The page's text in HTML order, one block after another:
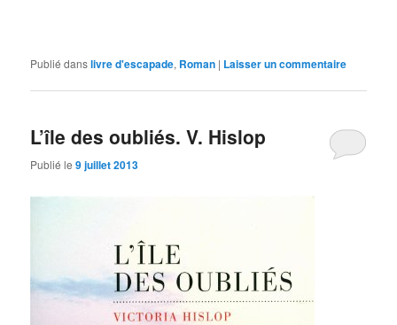
Publié danslivre d'escapade, Roman | Laisser un commentaire
L’île des oubliés. V. Hislop
Publié le9 juillet 2013